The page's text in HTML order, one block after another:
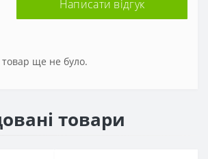
Написати відгук
товар ще не було.
товари